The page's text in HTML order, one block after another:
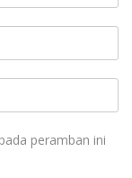
peramban ini